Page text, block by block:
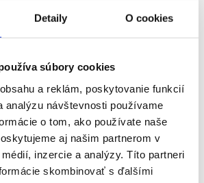
Detaily O cookies
súbory cookies
a reklám, poskytovanie funkcií
analýzu návštevnosti používame
o tom, ako používate naše
aj našim partnerom v
inzercie a analýzy. Títo partneri
skombinovať s ďalšími
a na pozíciiObchodný zástupca,
- voľné pracovné miesta
na Čiastočný úväzok v odbore Obchod a
zástupca, asistent, manažér voľné
ako 0+ overených ponúk práce za srpen
fajn-praca.sk